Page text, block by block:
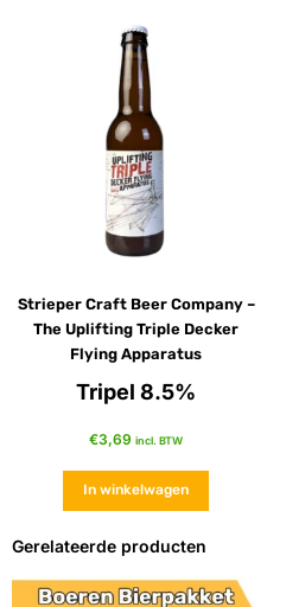
Strieper Craft Beer Company –
The Uplifting Triple Decker
Flying Apparatus
Tripel 8.5%
€3,69 incl. BTW
In winkelwagen
Gerelateerde producten